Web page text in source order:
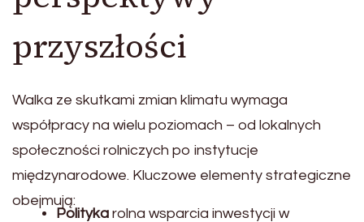
przyszłości
Walka ze skutkami zmian klimatu wymaga
współpracy na wielu poziomach – od lokalnych
społeczności rolniczych po instytucje
międzynarodowe. Kluczowe elementy strategiczne
obejmują:
Polityka rolna wsparcia inwestycji w